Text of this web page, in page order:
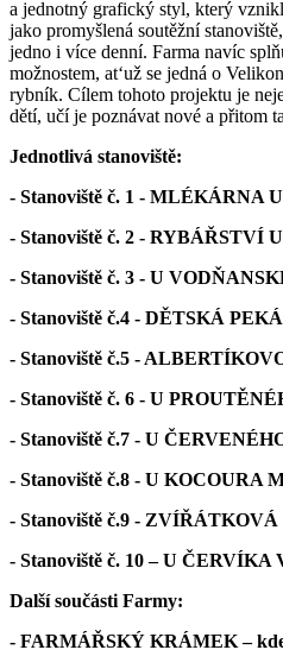
a jednotný grafický styl, který
jako promyšlená soutěžní
jedno i více denní. Farma navíc
možnostem, at‘už se jedná o
rybník. Cílem tohoto projektu je
dětí, učí je poznávat nové a přitom
Jednotlivá stanoviště:
- Stanoviště č. 1 - MLÉKÁRNA
- Stanoviště č. 2 - RYBÁŘSTVÍ
- Stanoviště č. 3 - U
- Stanoviště č.4 - DĚTSKÁ
- Stanoviště č.5 -
- Stanoviště č. 6 - U
- Stanoviště č.7 - U
- Stanoviště č.8 - U KOCOURA
- Stanoviště č.9 -
- Stanoviště č. 10 – U
Další součásti Farmy:
- FARMÁŘSKÝ KRÁMEK – kde